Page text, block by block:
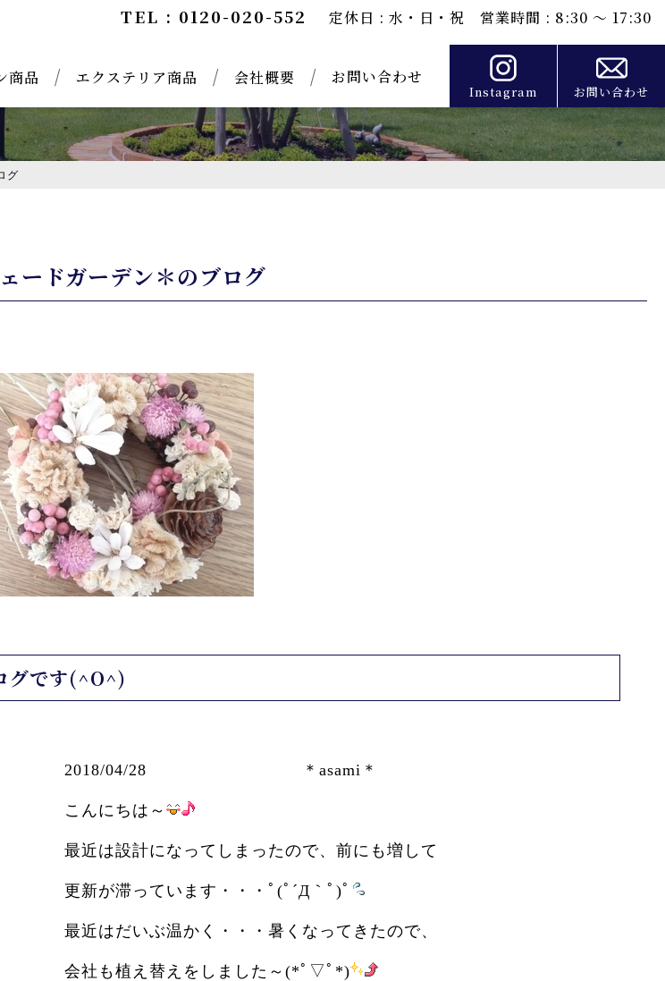
TEL : 0120-020-552 定休日 : 水・日・祝 営業時間 : 8:30 ～ 17:30
商品 エクステリア商品 会社概要 お問い合わせ
Instagram お問い合わせ
グ
ードガーデン＊のブログ
グです(^O^)
2018/04/28 ＊asami＊
こんにちは～
最近は設計になってしまったので、前にも増して
更新が滞っています・・・ﾟ(ﾟ´Д｀ﾟ)ﾟ
最近はだいぶ温かく・・・暑くなってきたので、
会社も植え替えをしました～(*ﾟ▽ﾟ*)